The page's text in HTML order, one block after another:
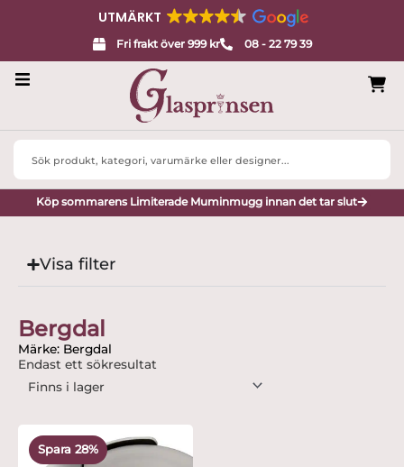
UTMÄRKT
Fri frakt över 999 kr 08 - 22 79 39
Design
Porslin
Designers
Presenttips
Search
Köp sommarens Limiterade Muminmugg innan det tar slut
Visa filter
Bergdal
Märke: Bergdal
Endast ett sökresultat
Spara 28%
ursprungliganuvarande
priset